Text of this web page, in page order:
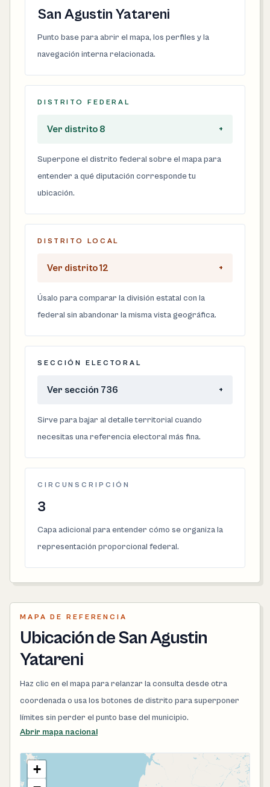
San Agustin Yatareni
Punto base para abrir el mapa, los perfiles y la
navegación interna relacionada.
DISTRITO FEDERAL
Ver distrito 8 +
Superpone el distrito federal sobre el mapa para
entender a qué diputación corresponde tu
ubicación.
DISTRITO LOCAL
Ver distrito 12 +
Úsalo para comparar la división estatal con la
federal sin abandonar la misma vista geográfica.
SECCIÓN ELECTORAL
Ver sección 736 +
Sirve para bajar al detalle territorial cuando
necesitas una referencia electoral más fina.
CIRCUNSCRIPCIÓN
3
Capa adicional para entender cómo se organiza la
representación proporcional federal.
MAPA DE REFERENCIA
Ubicación de San Agustin
Yatareni
Haz clic en el mapa para relanzar la consulta desde otra
coordenada o usa los botones de distrito para superponer
límites sin perder el punto base del municipio.
Abrir mapa nacional
+